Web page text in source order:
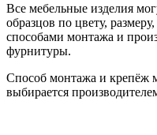
Все мебельные изделия
образцов по цвету,
способами монтажа и
фурнитуры.
Способ монтажа и крепёж
выбирается